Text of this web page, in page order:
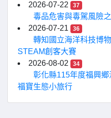
2026-07-22
37
毒品危害與毒駕風險
2026-07-21
36
轉知國立海洋科技博
STEAM創客大賽
2026-08-02
34
彰化縣115年度福興
福寶生態小旅行